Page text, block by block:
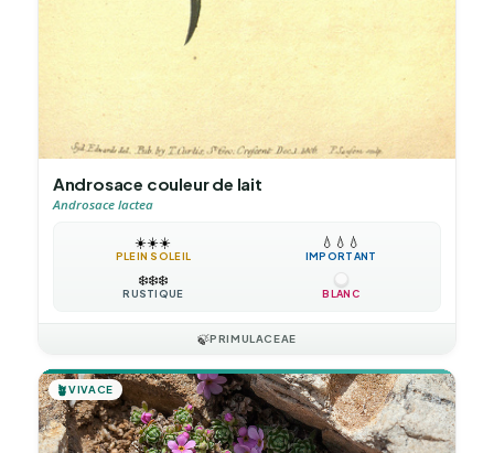
Androsace couleur de lait
Androsace lactea
☀️☀️☀️
PLEIN SOLEIL
💧 💧 💧
IMPORTANT
❄️❄️❄️
RUSTIQUE BLANC
🍃PRIMULACEAE
🪴VIVACE